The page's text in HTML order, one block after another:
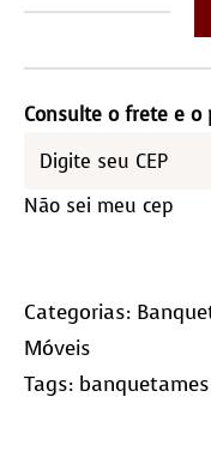
E
Mesa
2
em
quantidade
Consulte o frete e o
Não sei meu cep
Categorias:
Móveis
Tags: